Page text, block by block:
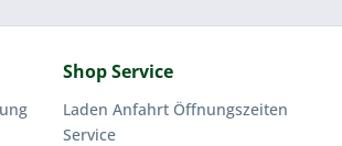
Shop Service
Laden Anfahrt Öffnungszeiten
Service